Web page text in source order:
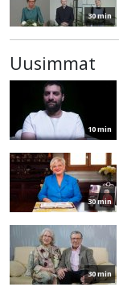
30 min
Uusimmat
10 min
30 min
30 min